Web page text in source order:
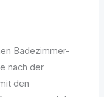
Badezimmer-
nach der
den